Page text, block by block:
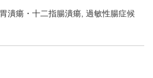
胃潰瘍・十二指腸潰瘍 過敏性腸症候